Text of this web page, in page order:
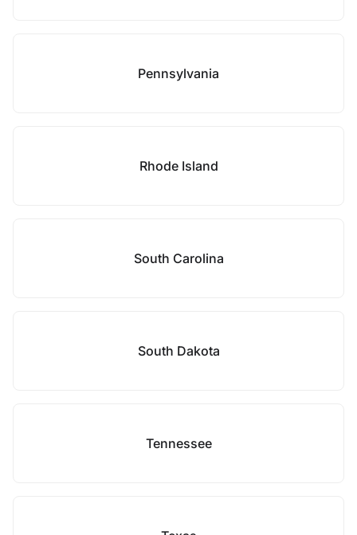
Pennsylvania
Rhode Island
South Carolina
South Dakota
Tennessee